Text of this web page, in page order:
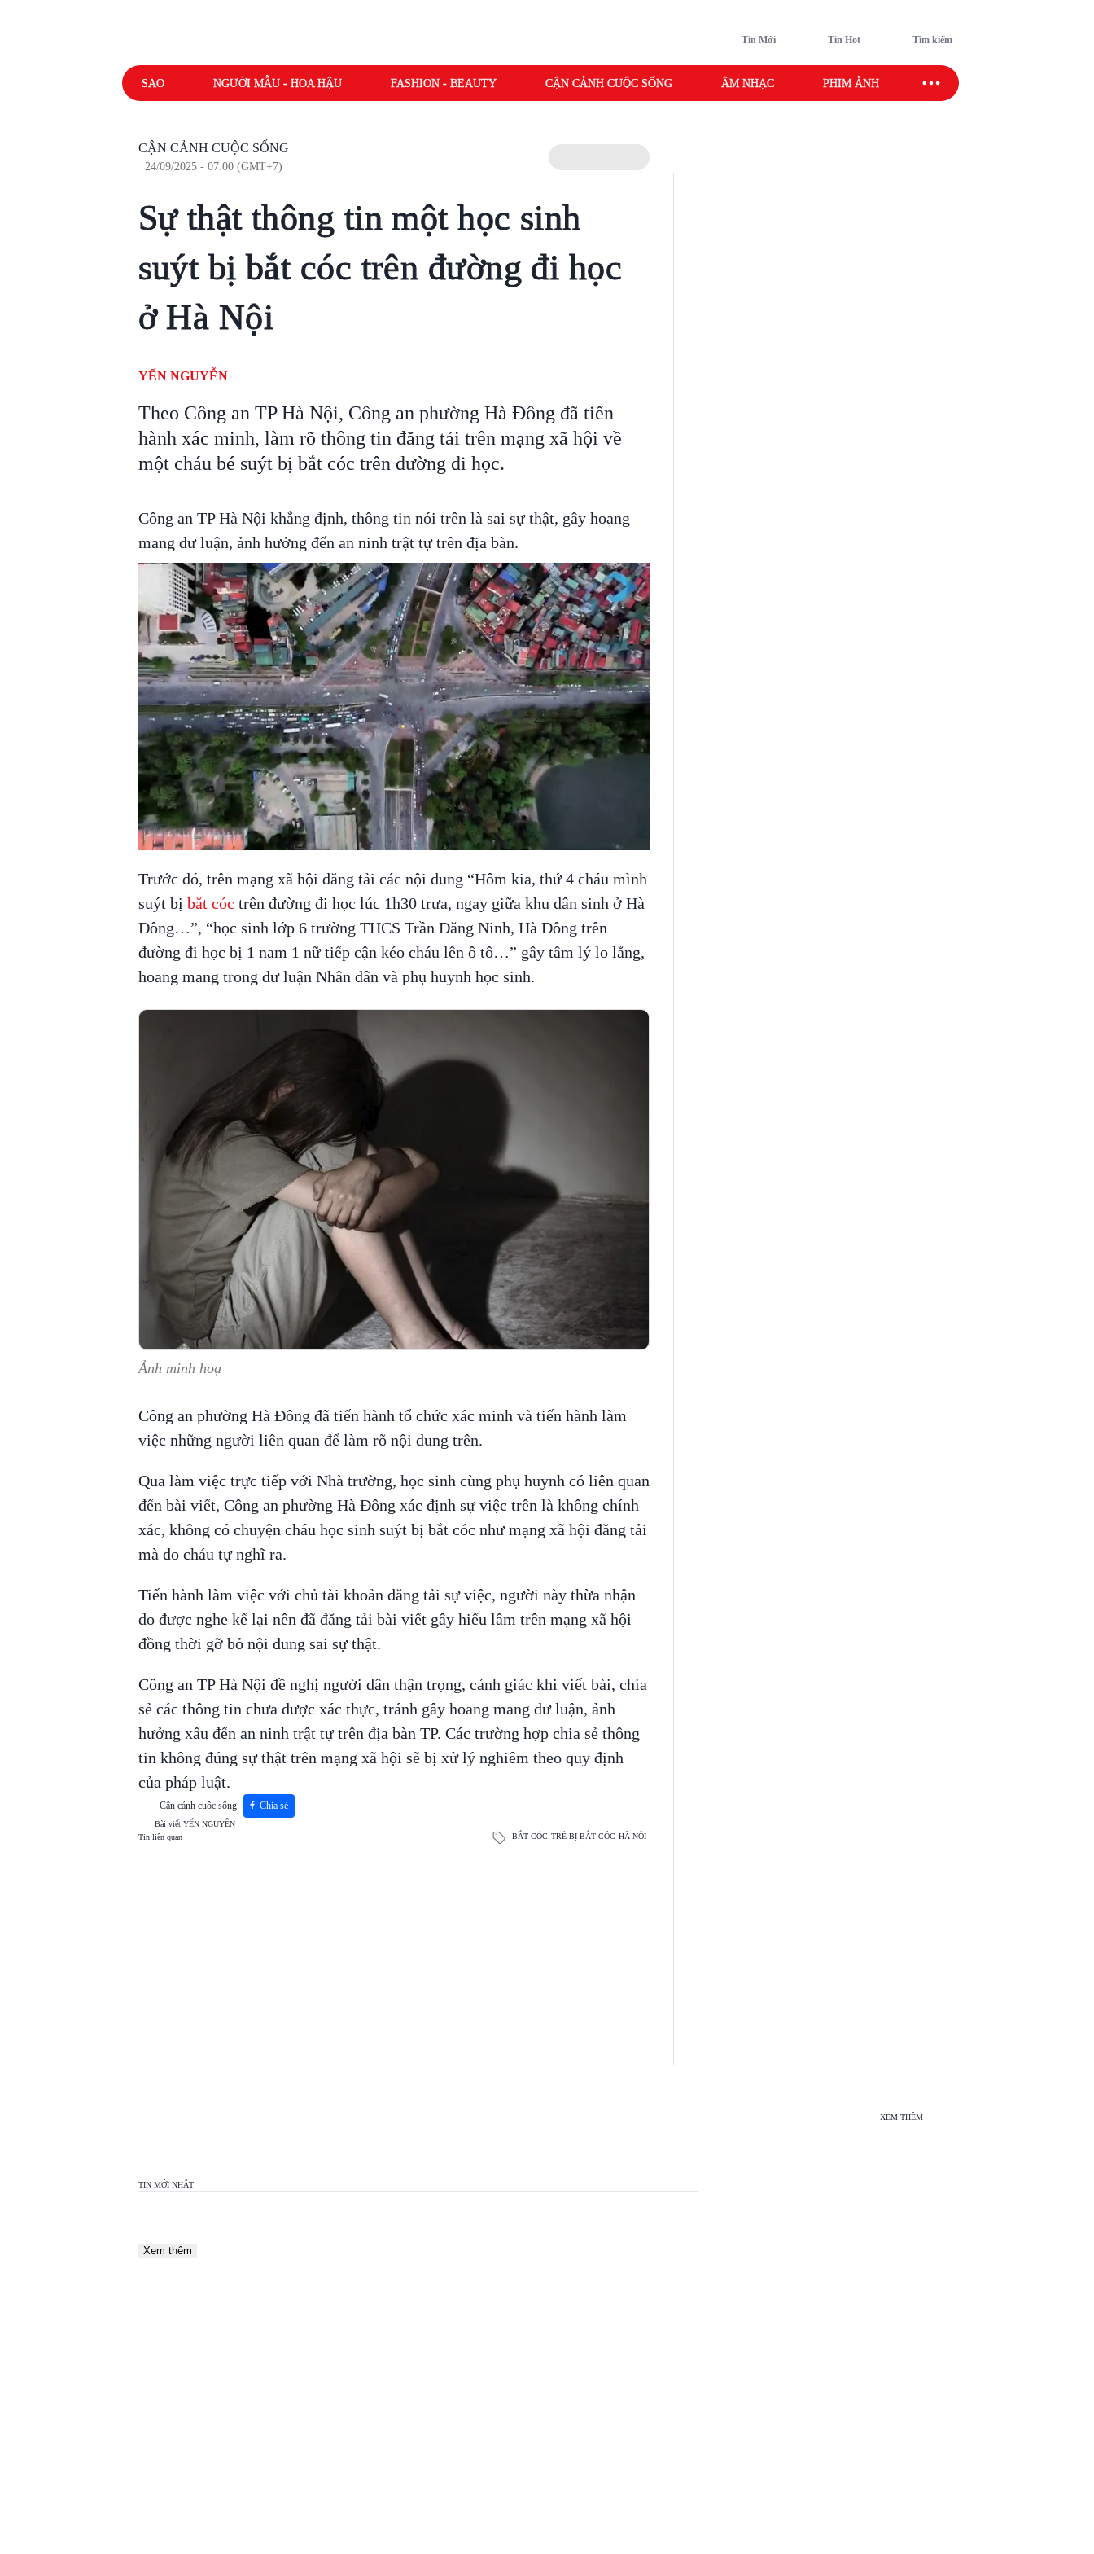
Tin Mới Tin Hot Tìm kiếm
SAO NGƯỜI MẪU - HOA HẬU FASHION - BEAUTY CẬN CẢNH CUỘC SỐNG ÂM NHẠC PHIM ẢNH SAO SPORT
CẬN CẢNH CUỘC SỐNG
24/09/2025 - 07:00 (GMT+7)
Sự thật thông tin một học sinh
suýt bị bắt cóc trên đường đi học
ở Hà Nội
YẾN NGUYỄN
Theo Công an TP Hà Nội, Công an phường Hà Đông đã tiến
hành xác minh, làm rõ thông tin đăng tải trên mạng xã hội về
một cháu bé suýt bị bắt cóc trên đường đi học.
Công an TP Hà Nội khẳng định, thông tin nói trên là sai sự thật, gây hoang
mang dư luận, ảnh hưởng đến an ninh trật tự trên địa bàn.
Trước đó, trên mạng xã hội đăng tải các nội dung “Hôm kia, thứ 4 cháu mình
suýt bị bắt cóc trên đường đi học lúc 1h30 trưa, ngay giữa khu dân sinh ở Hà
Đông…”, “học sinh lớp 6 trường THCS Trần Đăng Ninh, Hà Đông trên
đường đi học bị 1 nam 1 nữ tiếp cận kéo cháu lên ô tô…” gây tâm lý lo lắng,
hoang mang trong dư luận Nhân dân và phụ huynh học sinh.
Ảnh minh hoạ
Công an phường Hà Đông đã tiến hành tổ chức xác minh và tiến hành làm
việc những người liên quan để làm rõ nội dung trên.
Qua làm việc trực tiếp với Nhà trường, học sinh cùng phụ huynh có liên quan
đến bài viết, Công an phường Hà Đông xác định sự việc trên là không chính
xác, không có chuyện cháu học sinh suýt bị bắt cóc như mạng xã hội đăng tải
mà do cháu tự nghĩ ra.
Tiến hành làm việc với chủ tài khoản đăng tải sự việc, người này thừa nhận
do được nghe kể lại nên đã đăng tải bài viết gây hiểu lầm trên mạng xã hội
đồng thời gỡ bỏ nội dung sai sự thật.
Công an TP Hà Nội đề nghị người dân thận trọng, cảnh giác khi viết bài, chia
sẻ các thông tin chưa được xác thực, tránh gây hoang mang dư luận, ảnh
hưởng xấu đến an ninh trật tự trên địa bàn TP. Các trường hợp chia sẻ thông
tin không đúng sự thật trên mạng xã hội sẽ bị xử lý nghiêm theo quy định
của pháp luật.
Cận cảnh cuộc sống Chia sẻ
Bài viết YẾN NGUYỄN
Tin liên quan
BẮT CÓC TRẺ BỊ BẮT CÓC HÀ NỘI
XEM THÊM
TIN MỚI NHẤT
Xem thêm